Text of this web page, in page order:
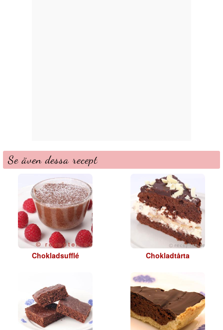
Se även dessa recept
Chokladsufflé Chokladtårta